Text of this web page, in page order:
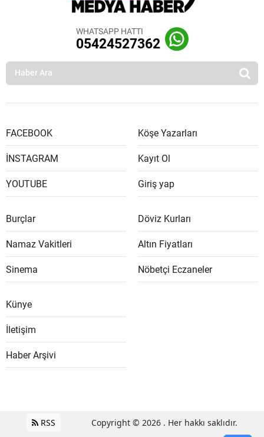
WHATSAPP HATTI
05424527362
FACEBOOK
İNSTAGRAM
YOUTUBE
Köşe Yazarları
Kayıt Ol
Giriş yap
Burçlar
Namaz Vakitleri
Sinema
Döviz Kurları
Altın Fiyatları
Nöbetçi Eczaneler
Künye
İletişim
Haber Arşivi
RSS Copyright © 2026 . Her hakkı saklıdır.